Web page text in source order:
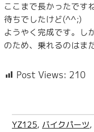
ここまで長かったです
待ちでしたけど(^^;)
ようやく完成です。し
のため、乗れるのはま
Post Views: 210
YZ125, バイクパーツ,